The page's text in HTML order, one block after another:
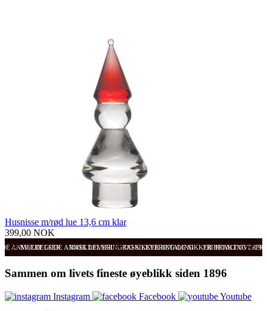
Husnisse m/rød lue 13,6 cm klar
399,00 NOK
ANMELDELSER RASK LEVERING OG SIKKER BETALING FRI FRAKT OVER
SVÆRT GODE ANMELDELSER RASK LEVERING OG SIKKER BETALING
Sammen om livets fineste øyeblikk siden 1896
Instagram Facebook
Youtube